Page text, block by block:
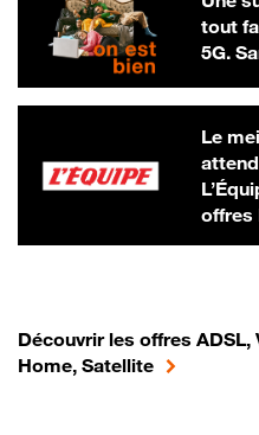
tout
5G.
Le
offres
Découvrir les offres ADSL,
Home, Satellite